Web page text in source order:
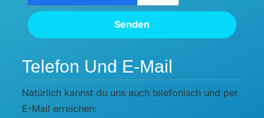
Senden
Telefon Und E-Mail
Natürlich kannst du uns auch telefonisch und per
E-Mail erreichen: